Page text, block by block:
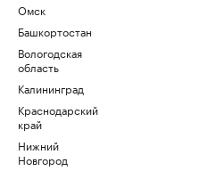
Омск
Башкортостан
Вологодская
область
Калининград
Краснодарский
край
Нижний
Новгород